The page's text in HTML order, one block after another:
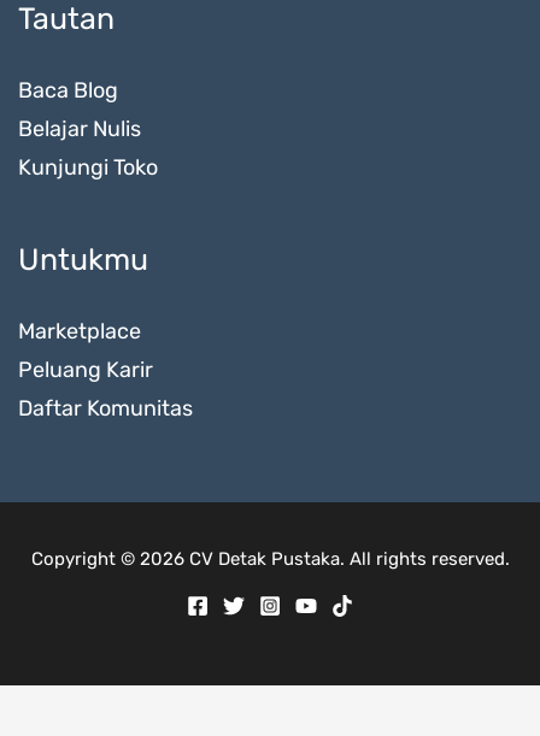
Tautan
Baca Blog
Belajar Nulis
Kunjungi Toko
Untukmu
Marketplace
Peluang Karir
Daftar Komunitas
Copyright © 2026 CV Detak Pustaka. All rights reserved.